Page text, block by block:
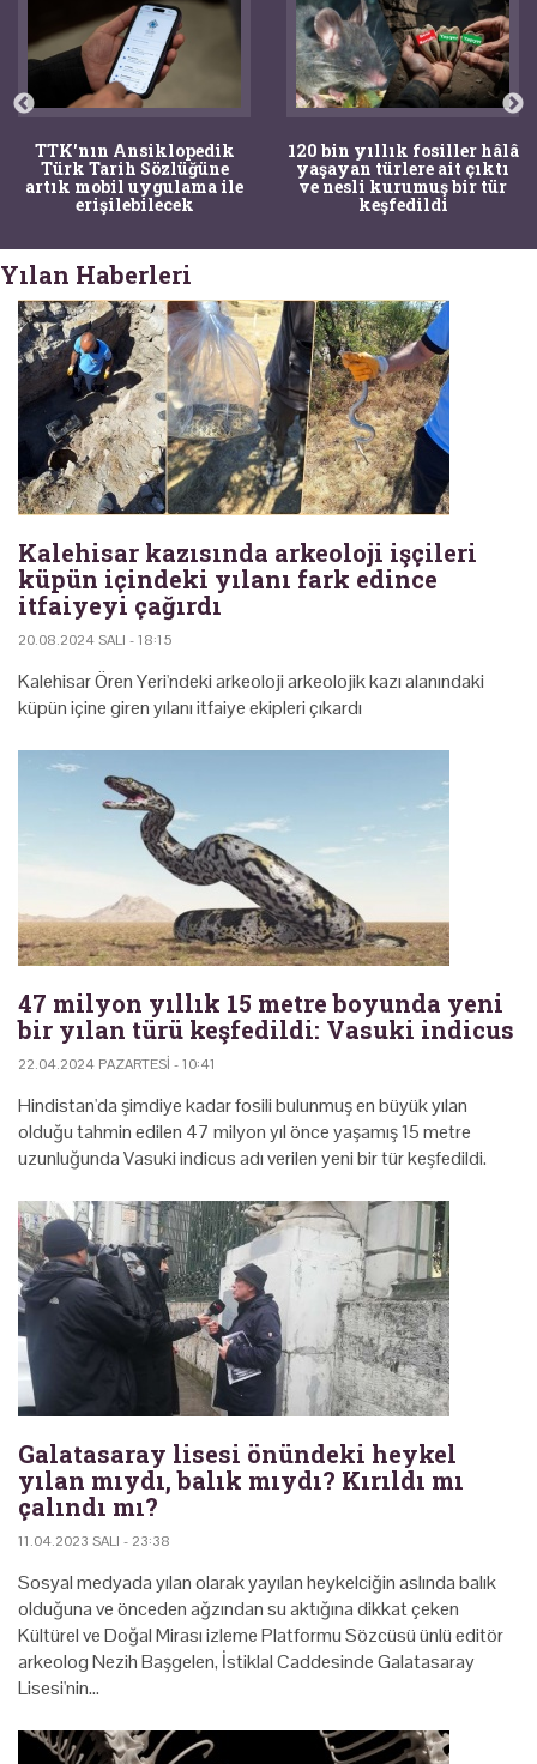
120 bin yıllık fosiller hâlâ
yaşayan türlere ait çıktı
ve nesli kurumuş bir tür
keşfedildi
Bir torba kemik adli
tıpçıları şaşkına çevirdi,
kemiklerin sırrını
arkeologlar çözdü
Yılan Haberleri
Kalehisar kazısında arkeoloji işçileri
küpün içindeki yılanı fark edince
itfaiyeyi çağırdı
20.08.2024 SALI - 18:15
Kalehisar Ören Yeri'ndeki arkeoloji arkeolojik kazı alanındaki
küpün içine giren yılanı itfaiye ekipleri çıkardı
47 milyon yıllık 15 metre boyunda yeni
bir yılan türü keşfedildi: Vasuki indicus
22.04.2024 PAZARTESI - 10:41
Hindistan'da şimdiye kadar fosili bulunmuş en büyük yılan
olduğu tahmin edilen 47 milyon yıl önce yaşamış 15 metre
uzunluğunda Vasuki indicus adı verilen yeni bir tür keşfedildi.
Galatasaray lisesi önündeki heykel
yılan mıydı, balık mıydı? Kırıldı mı
çalındı mı?
11.04.2023 SALI - 23:38
Sosyal medyada yılan olarak yayılan heykelciğin aslında balık
olduğuna ve önceden ağzından su aktığına dikkat çeken
Kültürel ve Doğal Mirası izleme Platformu Sözcüsü ünlü editör
arkeolog Nezih Başgelen, İstiklal Caddesinde Galatasaray
Lisesi'nin…